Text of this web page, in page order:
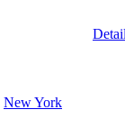
New York